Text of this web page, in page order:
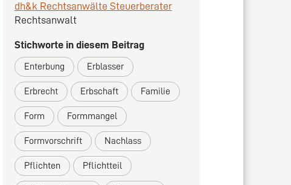
dh&k Rechtsanwälte Steuerberater
Rechtsanwalt
Stichworte in diesem Beitrag
Enterbung Erblasser
Erbrecht Erbschaft Familie
Form Formmangel
Formvorschrift Nachlass
Pflichten Pflichtteil